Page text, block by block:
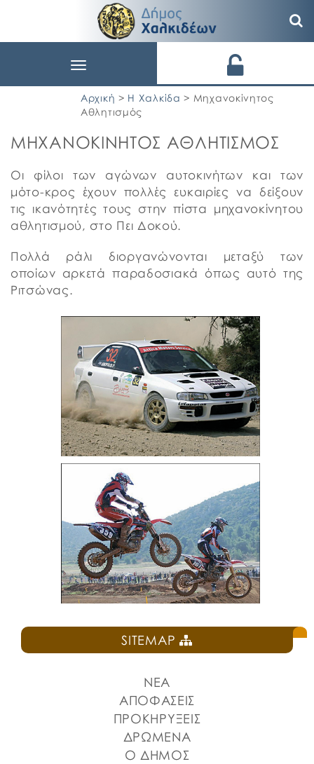
Toggle
Αρχική > Η Χαλκίδα > Μηχανοκίνητος
Αθλητισμός
ΜΗΧΑΝΟΚΙΝΗΤΟΣ ΑΘΛΗΤΙΣΜΟΣ
Οι φίλοι των αγώνων αυτοκινήτων και των
μότο-κρος έχουν πολλές ευκαιρίες να δείξουν
τις ικανότητές τους στην πίστα μηχανοκίνητου
αθλητισμού, στο Πει Δοκού.
Πολλά ράλι διοργανώνονται μεταξύ των
οποίων αρκετά παραδοσιακά όπως αυτό της
Ριτσώνας.
SITEMAP
ΝΕΑ
ΑΠΟΦΑΣΕΙΣ
ΠΡΟΚΗΡΥΞΕΙΣ
ΔΡΩΜΕΝΑ
Ο ΔΗΜΟΣ